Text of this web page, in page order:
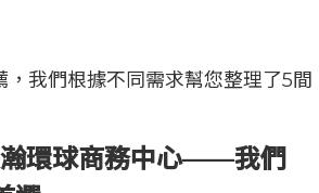
我們根據不同需求幫您整理了5間
環球商務中心——我們